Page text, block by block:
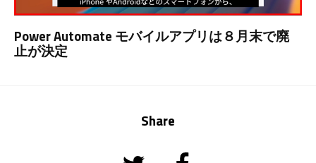
Power Automate モバイルアプリは８月末で廃
止が決定
Share